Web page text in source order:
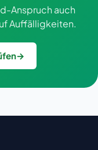
Anspruch auch
Auffälligkeiten.
→